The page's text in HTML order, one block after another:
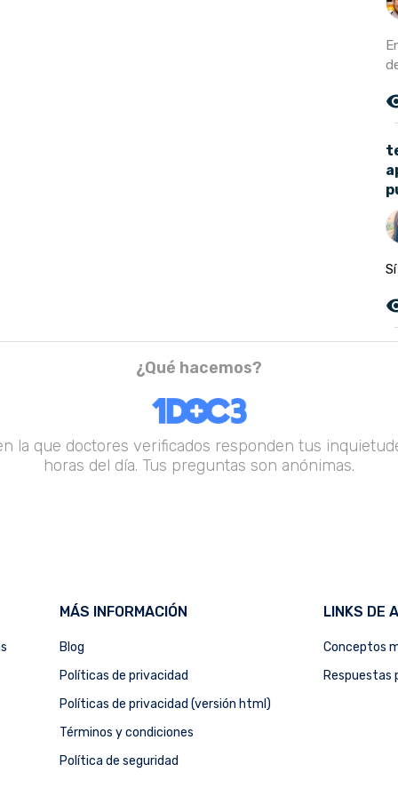
¿Qué hacemos?
la que doctores verificados responden tus
horas del día. Tus preguntas son anónimas.
MÁS INFORMACIÓN
Blog
Políticas de privacidad
Políticas de privacidad (versión html)
Términos y condiciones
Política de seguridad
LINKS DE
Conceptos
Respuestas